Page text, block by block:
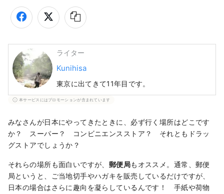
ライター
Kunihisa
東京に出てきて11年目です。
本サービスにはプロモーションが含まれています
みなさんが日本にやってきたときに、必ず行く場所はどこです
か？ スーパー？ コンビニエンスストア？ それともドラッ
グストアでしょうか？
それらの場所も面白いですが、 郵便局もオススメ。通常、郵便
局というと、ご当地切手やハガキを販売しているだけですが、
日本の場合はさらに趣向を凝らしているんです！ 手紙や荷物